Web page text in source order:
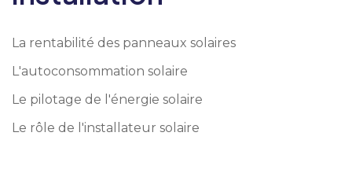
La rentabilité des panneaux solaires
L'autoconsommation solaire
Le pilotage de l'énergie solaire
Le rôle de l'installateur solaire